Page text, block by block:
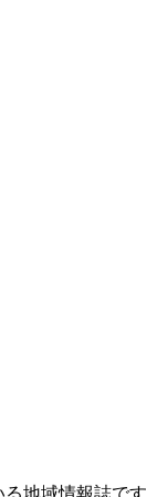
地域情報誌です